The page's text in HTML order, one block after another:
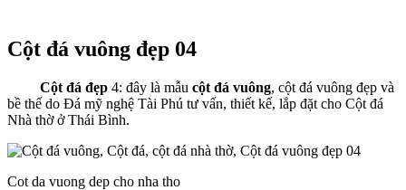
Cột đá vuông đẹp 04
Cột đá đẹp 4: đây là mẫu cột đá vuông, cột đá vuông đẹp và
bề thế do Đá mỹ nghệ Tài Phú tư vấn, thiết kế, lắp đặt cho Cột đá
Nhà thờ ở Thái Bình.
Cot da vuong dep cho nha tho